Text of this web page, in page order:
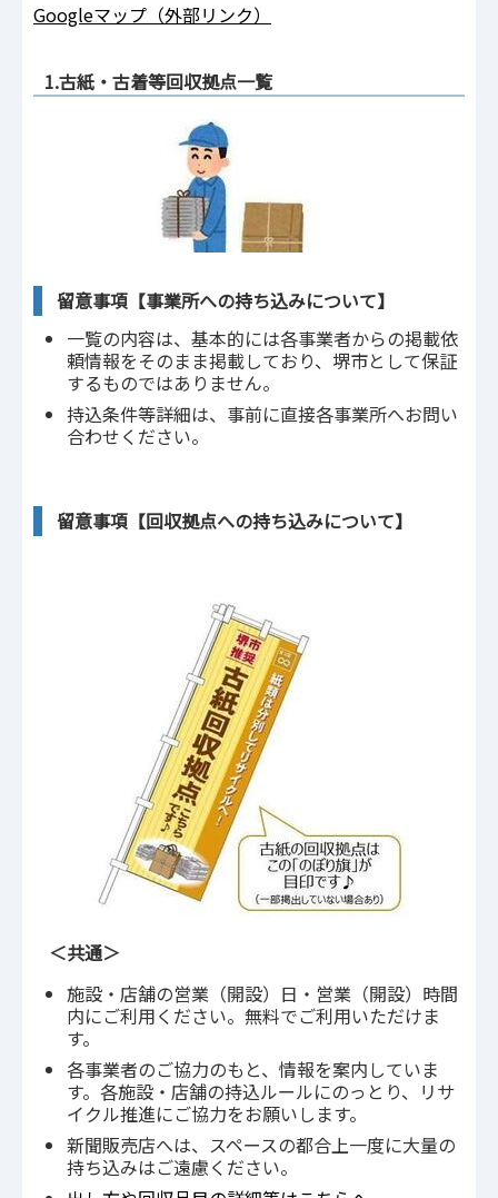
Googleマップ（外部リンク）
1.古紙・古着等回収拠点一覧
留意事項【事業所への持ち込みについて】
一覧の内容は、基本的には各事業者からの掲載依
頼情報をそのまま掲載しており、堺市として保証
するものではありません。
持込条件等詳細は、事前に直接各事業所へお問い
合わせください。
留意事項【回収拠点への持ち込みについて】
＜共通＞
施設・店舗の営業（開設）日・営業（開設）時間
内にご利用ください。無料でご利用いただけま
す。
各事業者のご協力のもと、情報を案内していま
す。各施設・店舗の持込ルールにのっとり、リサ
イクル推進にご協力をお願いします。
新聞販売店へは、スペースの都合上一度に大量の
持ち込みはご遠慮ください。